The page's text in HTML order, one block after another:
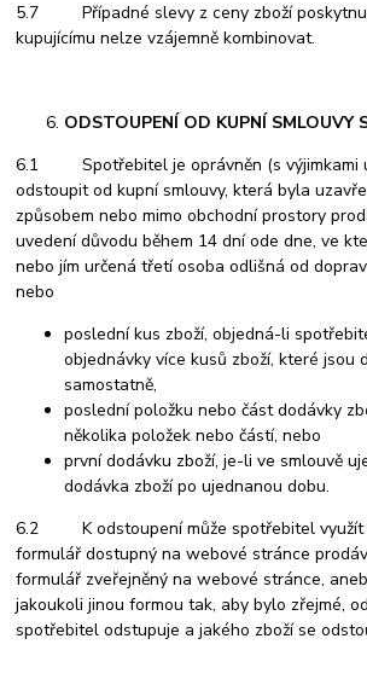
5.7 Případné slevy z ceny zboží
kupujícímu nelze vzájemně kombinovat.
ODSTOUPENÍ OD KUPNÍ SMLOUVY
6.1 Spotřebitel je oprávněn (s výjimkami
odstoupit od kupní smlouvy, která byla
způsobem nebo mimo obchodní prostory
uvedení důvodu během 14 dní ode dne, ve
nebo jím určená třetí osoba odlišná od
nebo
poslední kus zboží, objedná-li
objednávky více kusů zboží, které jsou
samostatně,
poslední položku nebo část dodávky
několika položek nebo částí, nebo
první dodávku zboží, je-li ve smlouvě
dodávka zboží po ujednanou dobu.
6.2 K odstoupení může spotřebitel využít
formulář dostupný na webové stránce
formulář zveřejněný na webové stránce,
jakoukoli jinou formou tak, aby bylo zřejmé,
spotřebitel odstupuje a jakého zboží se